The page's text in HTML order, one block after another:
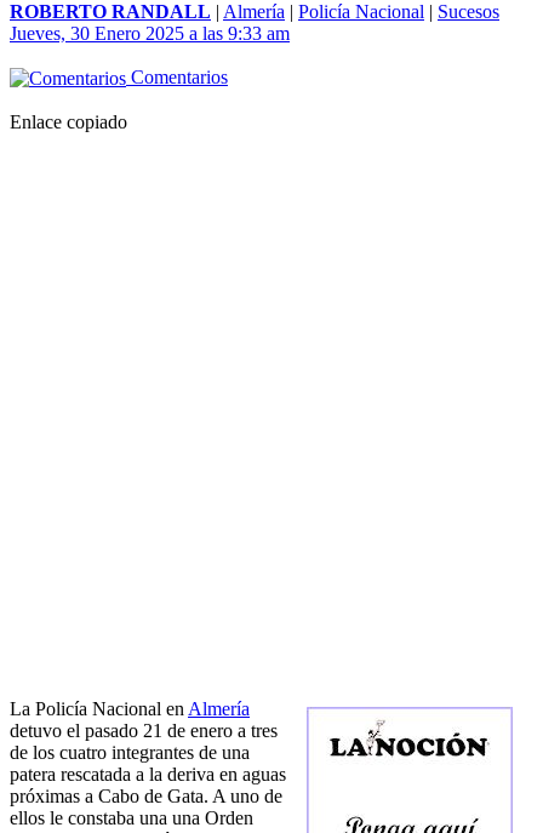
ROBERTO RANDALL | Almería | Policía Nacional | Sucesos
Jueves, 30 Enero 2025 a las 9:33 am
Comentarios
Enlace copiado
La Policía Nacional en Almería
detuvo el pasado 21 de enero a tres
de los cuatro integrantes de una
patera rescatada a la deriva en aguas
próximas a Cabo de Gata. A uno de
ellos le constaba una una Orden